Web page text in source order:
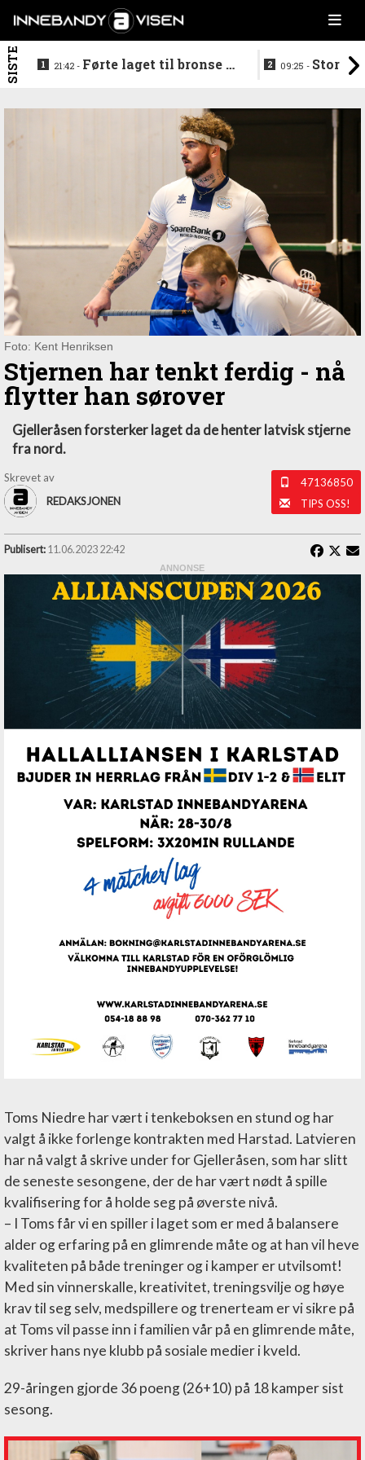
SISTE 21:42 - Førte laget til bronse -
09:25 -
Foto: Kent Henriksen
Stjernen har tenkt ferdig - nå
flytter han sørover
Gjelleråsen forsterker laget da de henter latvisk stjerne
fra nord.
Skrevet av
REDAKSJONEN
47136850
TIPS OSS!
Publisert: 11.06.2023 22:42
Toms Niedre har vært i tenkeboksen en stund og har
valgt å ikke forlenge kontrakten med Harstad. Latvieren
har nå valgt å skrive under for Gjelleråsen, som har slitt
de seneste sesongene, der de har vært nødt å spille
kvalifisering for å holde seg på øverste nivå.
– I Toms får vi en spiller i laget som er med å balansere
alder og erfaring på en glimrende måte og at han vil heve
kvaliteten på både treninger og i kamper er utvilsomt!
Med sin vinnerskalle, kreativitet, treningsvilje og høye
krav til seg selv, medspillere og trenerteam er vi sikre på
at Toms vil passe inn i familien vår på en glimrende måte,
skriver hans nye klubb på sosiale medier i kveld.
29-åringen gjorde 36 poeng (26+10) på 18 kamper sist
sesong.